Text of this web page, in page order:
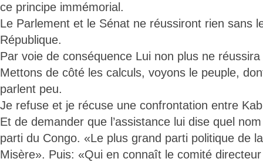
ce principe immémorial.
Le Parlement et le Sénat ne réussiront rien sans
République.
Par voie de conséquence Lui non plus ne
Mettons de côté les calculs, voyons le peuple,
parlent peu.
Je refuse et je récuse une confrontation entre
Et de demander que l’assistance lui dise quel
parti du Congo. «Le plus grand parti politique de
Misère». Puis: «Qui en connaît le comité